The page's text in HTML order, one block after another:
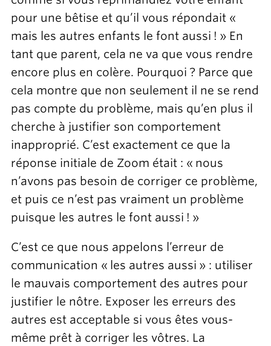
pour une bêtise et qu’il vous répondait «
mais les autres enfants le font aussi ! » En
tant que parent, cela ne va que vous rendre
encore plus en colère. Pourquoi ? Parce que
cela montre que non seulement il ne se rend
pas compte du problème, mais qu’en plus il
cherche à justifier son comportement
inapproprié. C’est exactement ce que la
réponse initiale de Zoom était : « nous
n’avons pas besoin de corriger ce problème,
et puis ce n’est pas vraiment un problème
puisque les autres le font aussi ! »
C’est ce que nous appelons l’erreur de
communication « les autres aussi » : utiliser
le mauvais comportement des autres pour
justifier le nôtre. Exposer les erreurs des
autres est acceptable si vous êtes vous-
même prêt à corriger les vôtres. La